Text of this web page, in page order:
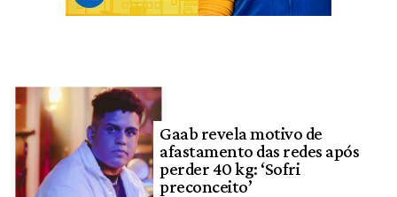
Gaab revela motivo de
afastamento das redes após
perder 40 kg: ‘Sofri
preconceito’